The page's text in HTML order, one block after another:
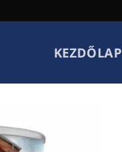
KEZDŐLAP